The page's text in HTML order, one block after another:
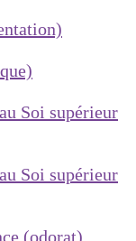
Soi supérieur
Soi supérieur
(odorat)